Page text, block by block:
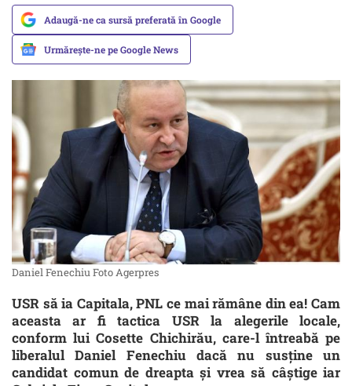
Adaugă-ne ca sursă preferată în Google
Urmărește-ne pe Google News
Daniel Fenechiu Foto Agerpres
USR să ia Capitala, PNL ce mai rămâne din ea! Cam
aceasta ar fi tactica USR la alegerile locale,
conform lui Cosette Chichirău, care-l întreabă pe
liberalul Daniel Fenechiu dacă nu susține un
candidat comun de dreapta și vrea să câștige iar